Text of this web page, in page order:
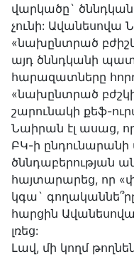
վարկածը`
չունի: Ավանեսովա
«նախընտրած
այդ ծննդկանի
հարազատները
«նախընտրած
շարունակի քեֆ-
Նաիրան էլ ասաց,
ԲԿ-ի
ծննդաբերության
հայտարարեց, որ
կգա`
հարցին
լռեց:
Լավ, մի կողմ